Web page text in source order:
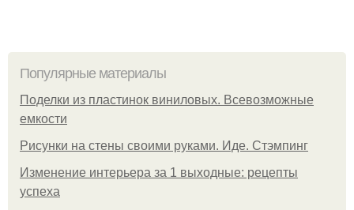
Популярные материалы
Поделки из пластинок виниловых. Всевозможные
емкости
Рисунки на стены своими руками. Иде. Стэмпинг
Изменение интерьера за 1 выходные: рецепты
успеха